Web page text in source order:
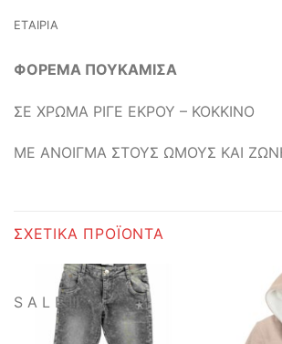
ΕΤΑΙΡΊΑ
ΦΟΡΕΜΑ ΠΟΥΚΑΜΙΣΑ
ΣΕ ΧΡΩΜΑ ΡΙΓΕ ΕΚΡΟΥ – ΚΟΚΚΙΝΟ
ΜΕ ΑΝΟΙΓΜΑ ΣΤΟΥΣ ΩΜΟΥΣ ΚΑΙ
ΣΧΕΤΙΚΆ ΠΡΟΪΌΝΤΑ
S A L E !!!